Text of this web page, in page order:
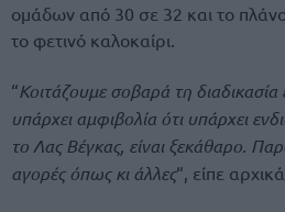
ομάδων από 30 σε 32 και το
το φετινό καλοκαίρι.
“Κοιτάζουμε σοβαρά τη διαδικασία
υπάρχει αμφιβολία ότι υπάρχει
το Λας Βέγκας, είναι ξεκάθαρο.
αγορές όπως κι άλλες“, είπε αρχικά.